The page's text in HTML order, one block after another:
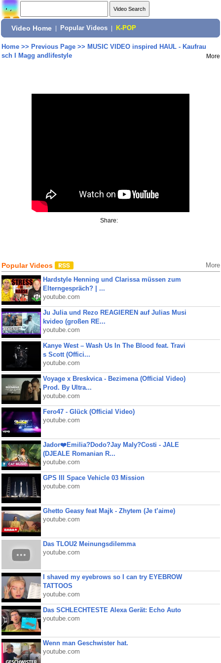
Video Home Popular Videos K-POP
Home>> Previous Page>> MUSIC VIDEO inspired HAUL - Kaufrau
sch I Magg andlifestyle
More
Share:
Popular Videos More
Hardstyle Henning und Clarissa müssen zum
Elterngespräch? | ...
youtube.com
Ju Julia und Rezo REAGIEREN auf Julias Musi
kvideo (großen RE...
youtube.com
Kanye West – Wash Us In The Blood feat. Travi
s Scott (Offici...
youtube.com
Voyage x Breskvica - Bezimena (Official Video)
Prod. By Ultra...
youtube.com
Fero47 - Glück (Official Video)
youtube.com
Jador❤️Emilia?Dodo?Jay Maly?Costi - JALE
(DJEALE Romanian R...
youtube.com
GPS III Space Vehicle 03 Mission
youtube.com
Ghetto Geasy feat Majk - Zhytem (Je t’aime)
youtube.com
Das TLOU2 Meinungsdilemma
youtube.com
I shaved my eyebrows so I can try EYEBROW
TATTOOS
youtube.com
Das SCHLECHTESTE Alexa Gerät: Echo Auto
youtube.com
Wenn man Geschwister hat.
youtube.com